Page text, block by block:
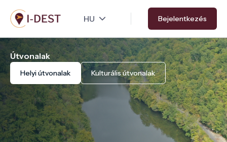
Ugrás
a
tartalomra
Bejelentkezés
Útvonalak
Helyi útvonalak Kulturális útvonalak